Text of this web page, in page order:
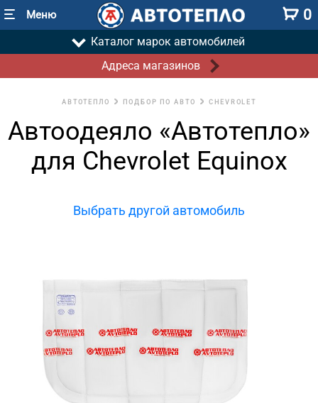
Меню 0
Каталог марок автомобилей
Адреса магазинов
АВТОТЕПЛО ПОДБОР ПО АВТО CHEVROLET
Автоодеяло «Автотепло»
для Chevrolet Equinox
Выбрать другой автомобиль